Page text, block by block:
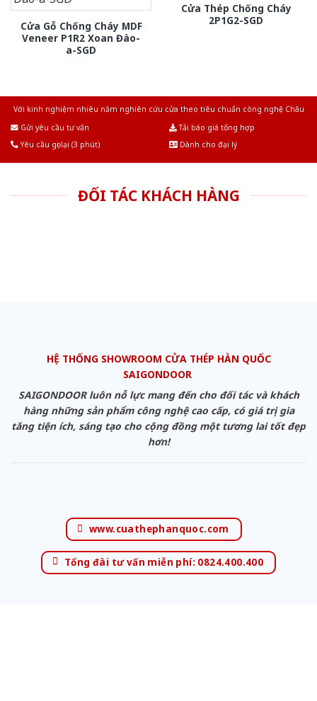
Cửa Gỗ Chống Cháy MDF
Veneer P1R2 Xoan Đào-
a-SGD
Cửa Thép Chống Cháy
2P1G2-SGD
Với kinh nghiệm nhiêu năm nghiên cứu cửa theo tiêu chuẩn công nghệ Châu
Gửi yêu cầu tư vấn
Tải báo giá tổng hợp
Yêu cầu gọi lại (3 phút)
Dành cho đại lý
ĐỐI TÁC KHÁCH HÀNG
HỆ THỐNG SHOWROOM CỬA THÉP HÀN QUỐC
SAIGONDOOR
SAIGONDOOR luôn nỗ lực mang đến cho đối tác và khách
hàng những sản phẩm công nghệ cao cấp, có giá trị gia
tăng tiện ích, sáng tạo cho cộng đồng một tương lai tốt đẹp
hơn!
www.cuathephanquoc.com
Tổng đài tư vấn miễn phí: 0824.400.400